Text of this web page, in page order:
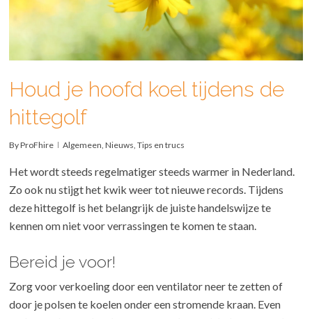
Houd je hoofd koel tijdens de
hittegolf
ByProFhire Algemeen,Nieuws,Tips en trucs
Het wordt steeds regelmatiger steeds warmer in Nederland.
Zo ook nu stijgt het kwik weer tot nieuwe records. Tijdens
deze hittegolf is het belangrijk de juiste handelswijze te
kennen om niet voor verrassingen te komen te staan.
Bereid je voor!
Zorg voor verkoeling door een ventilator neer te zetten of
door je polsen te koelen onder een stromende kraan. Even